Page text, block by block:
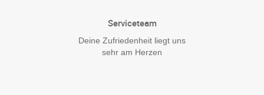
Serviceteam
Deine Zufriedenheit liegt uns
sehr am Herzen